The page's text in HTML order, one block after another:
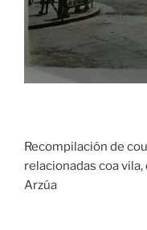
Recompilación de
relacionadas coa
Arzúa